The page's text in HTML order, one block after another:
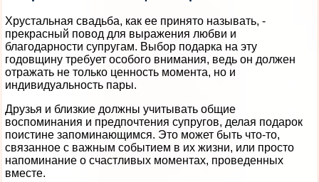
Хрустальная свадьба, как ее принято называть, -
прекрасный повод для выражения любви и
благодарности супругам. Выбор подарка на эту
годовщину требует особого внимания, ведь он должен
отражать не только ценность момента, но и
индивидуальность пары.
Друзья и близкие должны учитывать общие
воспоминания и предпочтения супругов, делая подарок
поистине запоминающимся. Это может быть что-то,
связанное с важным событием в их жизни, или просто
напоминание о счастливых моментах, проведенных
вместе.